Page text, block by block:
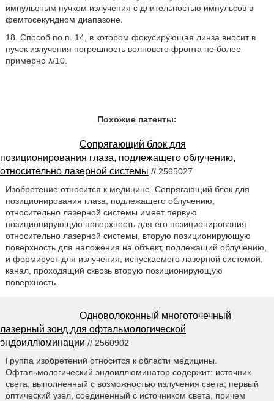
импульсным пучком излучения с длительностью импульсов в
фемтосекундном диапазоне.
18. Способ по п. 14, в котором фокусирующая линза вносит в
пучок излучения погрешность волнового фронта не более
примерно λ/10.
Похожие патенты:
Сопрягающий блок для
позиционирования глаза, подлежащего облучению,
относительно лазерной системы // 2565027
Изобретение относится к медицине. Сопрягающий блок для
позиционирования глаза, подлежащего облучению,
относительно лазерной системы имеет первую
позиционирующую поверхность для его позиционирования
относительно лазерной системы, вторую позиционирующую
поверхность для наложения на объект, подлежащий облучению,
и формирует для излучения, испускаемого лазерной системой,
канал, проходящий сквозь вторую позиционирующую
поверхность.
Одноволоконный многоточечный
лазерный зонд для офтальмологической
эндоиллюминации // 2560902
Группа изобретений относится к области медицины.
Офтальмологический эндоиллюминатор содержит: источник
света, выполненный с возможностью излучения света; первый
оптический узел, соединенный с источником света, причем